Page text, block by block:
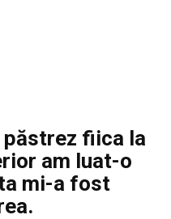
fiica la
am luat-o
mi-a fost